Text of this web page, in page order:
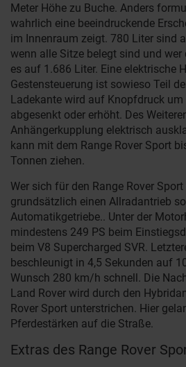
Meter Höhe zu Buche. Anders
wahrlich eine beeindruckende
im Innenraum zeigt. 780 Liter sind
wenn alle Sitze belegt sind und
es auf 1.686 Liter. Eine elektrische
Gestensteuerung ist sowieso Teil
Ladekante wird auf Knopfdruck
abgesenkt oder erhöht. Des
Anhängerkupplung elektrisch
kann mit dem Range Rover Sport
Tonnen ziehen.
Wer sich für den Range Rover
grundsätzlich einen Allradantrieb
Automatikgetriebe.. Unter der
mindestens 249 PS beim
beim V8 Supercharged SVR.
beschleunigt in 4,5 Sekunden auf
Wunsch 280 km/h schnell. Die
Land Rover wird durch den
Rover Sport unterstrichen. Hier
Pferdestärken auf die Straße.
Extras des Range Rover